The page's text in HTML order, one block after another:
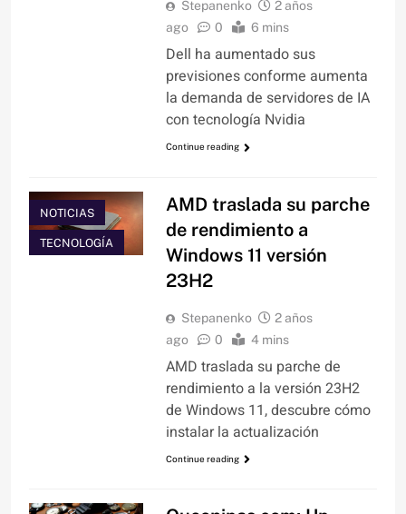
Stepanenko
2 años
ago
0 6 mins
Dell ha aumentado sus
previsiones conforme aumenta
la demanda de servidores de IA
con tecnología Nvidia
Continue reading
NOTICIAS
TECNOLOGÍA
AMD traslada su parche
de rendimiento a
Windows 11 versión
23H2
Stepanenko
2 años
ago
0 4 mins
AMD traslada su parche de
rendimiento a la versión 23H2
de Windows 11, descubre cómo
instalar la actualización
Continue reading